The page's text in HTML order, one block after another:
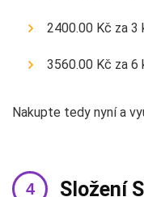
2400.00 Kč za 3
3560.00 Kč za 6
Nakupte tedy nyní a
Složení